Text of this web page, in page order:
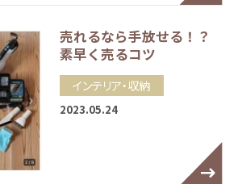
売れるなら手放せる！？
素早く売るコツ
インテリア・収納
2023.05.24